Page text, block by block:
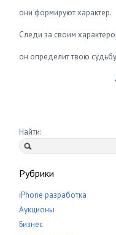
они формируют характер.
Следи за своим
он определит твою
Лао
Найти:
Рубрики
iPhone разработка
Аукционы
Бизнес